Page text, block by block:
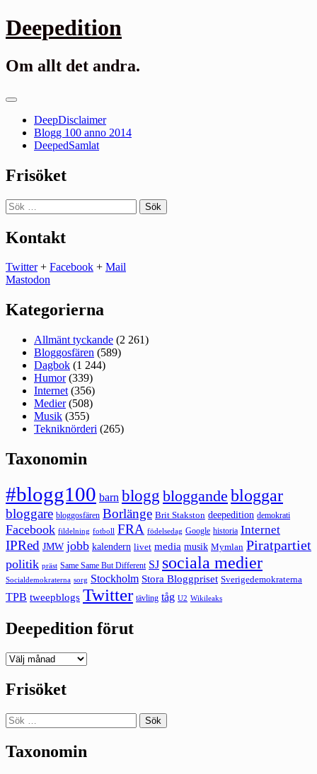
Gå
till
Deepedition
Om allt det andra.
Primär
DeepDisclaimer
Blogg 100 anno 2014
DeepedSamlat
Frisöket
Sök
efter:
Kontakt
Twitter+ Facebook + Mail
Mastodon
Kategorierna
Allmänt tyckande (2 261)
Bloggosfären (589)
Dagbok (1 244)
Humor(339)
Internet (356)
Medier(508)
Musik (355)
Tekniknörderi (265)
Taxonomin
#blogg100 barn blogg bloggande bloggar
bloggare bloggosfären Borlänge Brit Stakston deepedition demokrati
Facebook fildelning fotboll FRA födelsedag Google historia Internet
IPRed JMW jobb kalendern livet media musik Mymlan Piratpartiet
politik präst Same Same But Different SJ sociala medier
Socialdemokraterna sorg Stockholm Stora Bloggpriset Sverigedemokraterna
TPB tweepblogs Twitter tävling tåg U2 Wikileaks
Deepedition förut
Deepedition
Frisöket
Sök
efter:
Taxonomin